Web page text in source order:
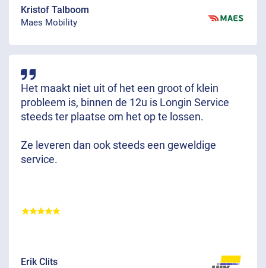
Kristof Talboom
Maes Mobility
Het maakt niet uit of het een groot of klein
probleem is, binnen de 12u is Longin Service
steeds ter plaatse om het op te lossen.
Ze leveren dan ook steeds een geweldige
service.
Erik Clits